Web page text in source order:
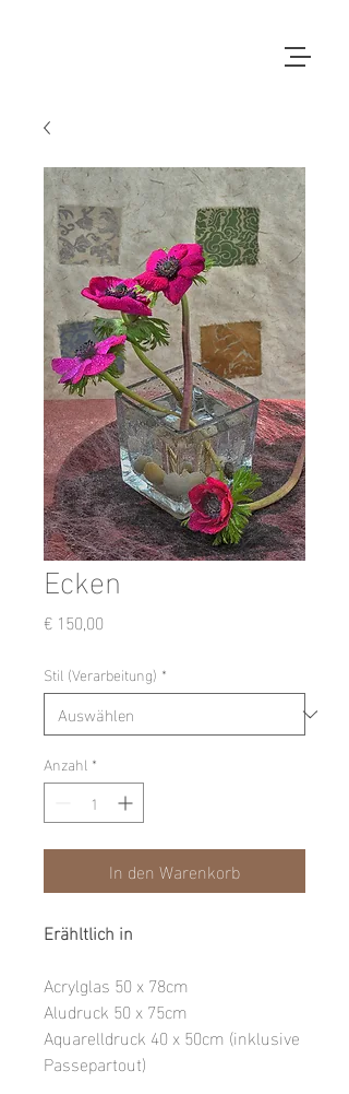
Ecken
€ 150,00
Stil (Verarbeitung) *
Anzahl *
In den Warenkorb
Erähltlich in
Acrylglas 50 x 78cm
Aludruck 50 x 75cm
Aquarelldruck 40 x 50cm (inklusive
Passepartout)